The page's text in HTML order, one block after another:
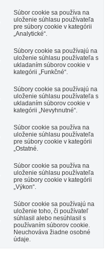
Súbor cookie sa používa na
uloženie súhlasu používateľa
pre súbory cookie v kategórii
„Analytické“.
Súbory cookie sa používajú na
uloženie súhlasu používateľa s
ukladaním súborov cookie v
kategórii „Funkčné“.
Súbory cookie sa používajú na
uloženie súhlasu používateľa s
ukladaním súborov cookie v
kategórii „Nevyhnutné“.
Súbor cookie sa používa na
uloženie súhlasu používateľa
pre súbory cookie v kategórii
„Ostatné.
Súbor cookie sa používa na
uloženie súhlasu používateľa
pre súbory cookie v kategórii
„Výkon“.
Súbor cookie sa používajú na
uloženie toho, či používateľ
súhlasil alebo nesúhlasil s
používaním súborov cookie.
Neuchováva žiadne osobné
údaje.